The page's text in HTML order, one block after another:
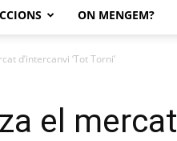
ON MENGEM?
d’intercanvi ‘Tot Torni’
el mercat